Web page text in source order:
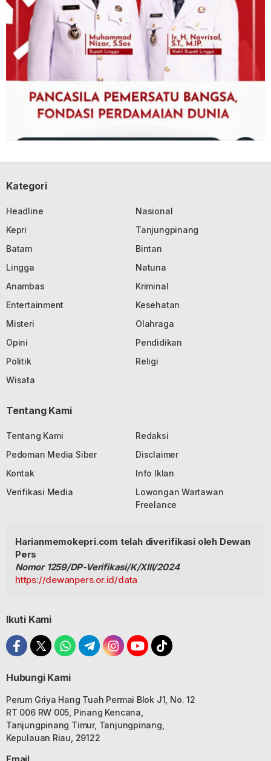
Kategori
Headline
Nasional
Kepri
Tanjungpinang
Batam
Bintan
Lingga
Natuna
Anambas
Kriminal
Entertainment
Kesehatan
Misteri
Olahraga
Opini
Pendidikan
Politik
Religi
Wisata
Tentang Kami
Tentang Kami
Redaksi
Pedoman Media Siber
Disclaimer
Kontak
Info Iklan
Verifikasi Media
Lowongan Wartawan
Freelance
Harianmemokepri.com telah diverifikasi oleh Dewan
Pers
Nomor 1259/DP-Verifikasi/K/XIII/2024
https://dewanpers.or.id/data
Ikuti Kami
Hubungi Kami
Perum Griya Hang Tuah Permai Blok J1, No. 12
RT 006 RW 005, Pinang Kencana,
Tanjungpinang Timur, Tanjungpinang,
Kepulauan Riau, 29122